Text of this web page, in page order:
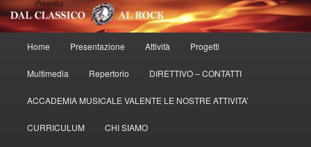
principale
Home Presentazione Attività Progetti
Multimedia Repertorio DIRETTIVO – CONTATTI
ACCADEMIA MUSICALE VALENTE LE NOSTRE ATTIVITA’
CURRICULUM CHI SIAMO